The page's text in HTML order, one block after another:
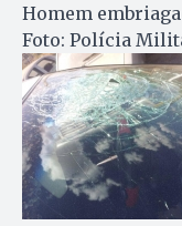
Homem
Foto: Polícia